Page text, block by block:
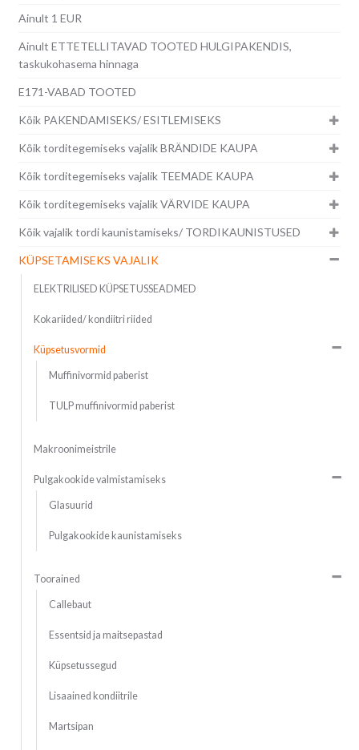
Ainult 1 EUR
Ainult ETTETELLITAVAD TOOTED HULGIPAKENDIS,
taskukohasema hinnaga
E171-VABAD TOOTED
Kõik PAKENDAMISEKS/ ESITLEMISEKS
Kõik torditegemiseks vajalik BRÄNDIDE KAUPA
Kõik torditegemiseks vajalik TEEMADE KAUPA
Kõik torditegemiseks vajalik VÄRVIDE KAUPA
Kõik vajalik tordi kaunistamiseks/ TORDIKAUNISTUSED
KÜPSETAMISEKS VAJALIK
ELEKTRILISED KÜPSETUSSEADMED
Kokariided/ kondiitri riided
Küpsetusvormid
Muffinivormid paberist
TULP muffinivormid paberist
Makroonimeistrile
Pulgakookide valmistamiseks
Glasuurid
Pulgakookide kaunistamiseks
Toorained
Callebaut
Essentsid ja maitsepastad
Küpsetussegud
Lisaained kondiitrile
Martsipan